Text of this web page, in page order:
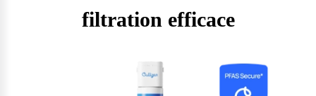
filtration efficace